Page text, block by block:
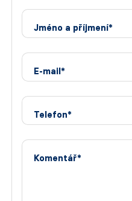
Jméno a příjmení*
E-mail*
Telefon*
Komentář*